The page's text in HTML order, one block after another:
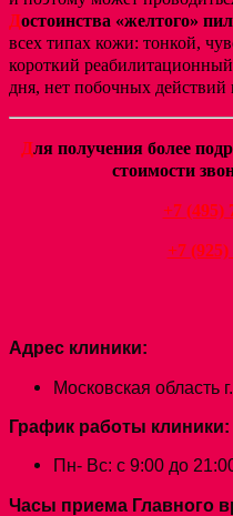
Достоинства «желтого»
всех типах кожи: тонкой,
короткий
дня, нет побочных действий
Для получения более
стоимости
+7 (495)
+7 (925)
Адрес клиники:
Московская область
График работы клиники:
Пн- Вс: с 9:00 до
Часы приема Главного